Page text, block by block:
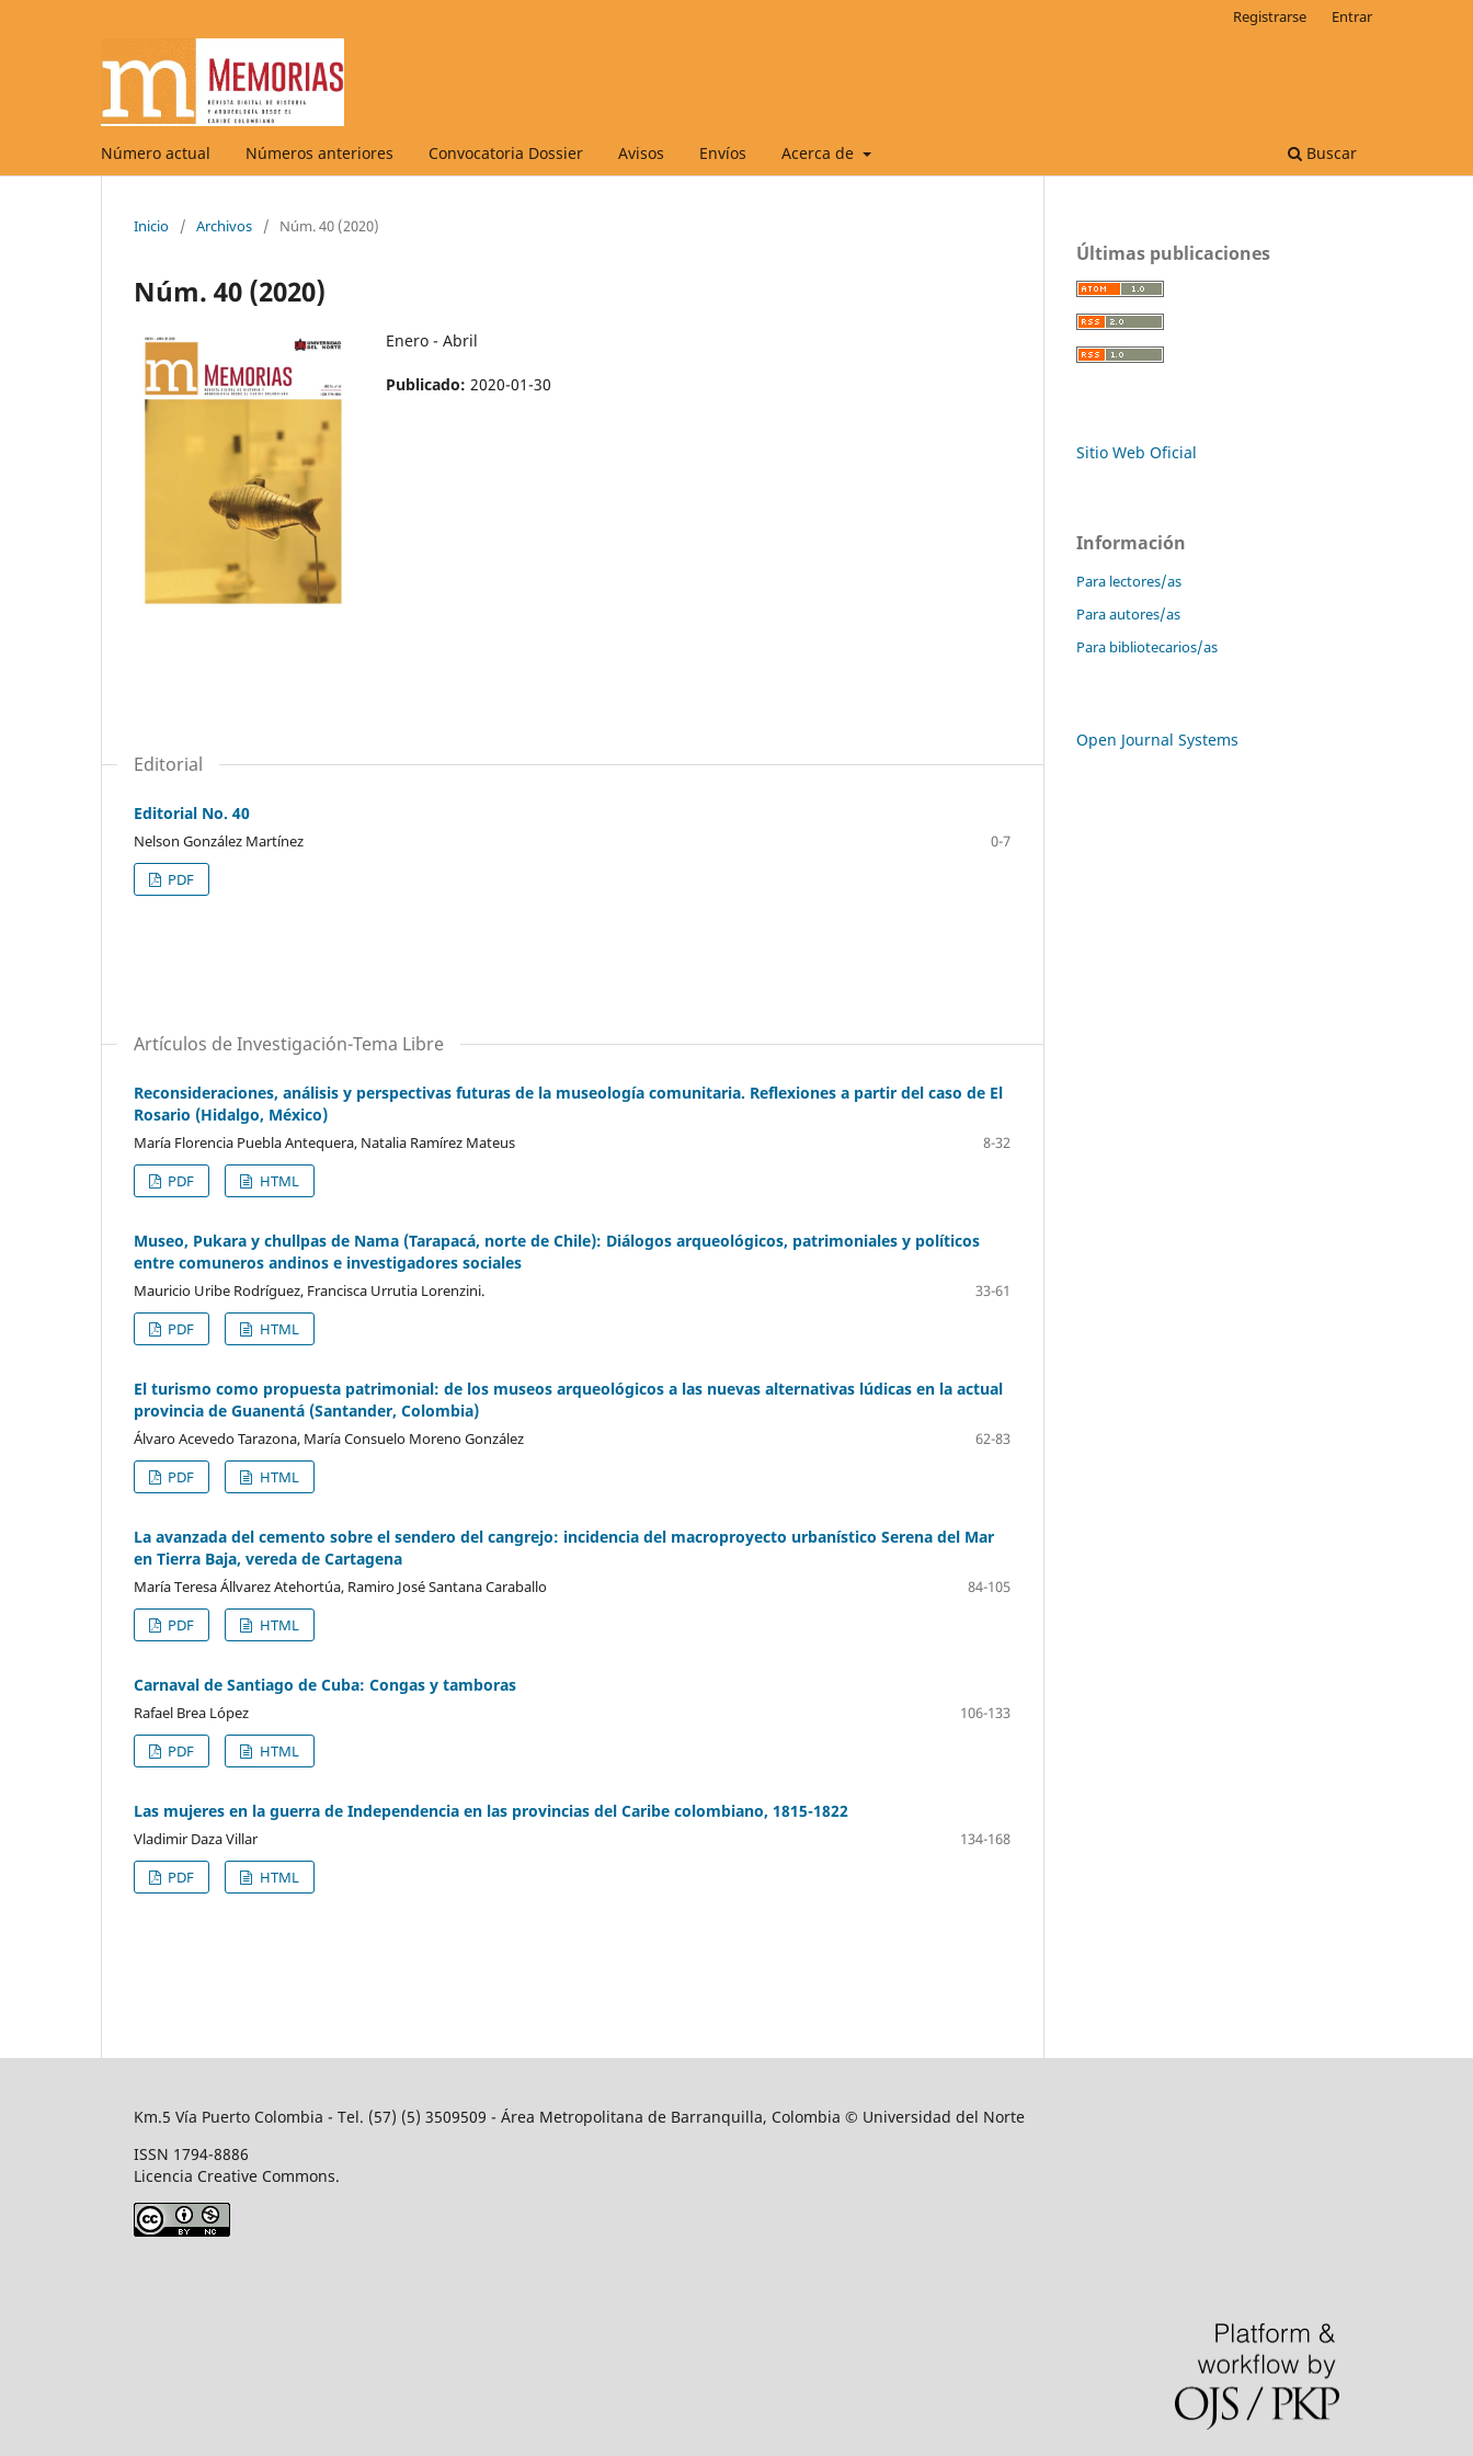
Número actual Números anteriores Convocatoria Dossier Avisos Envíos Acerca de Buscar
Registrarse Entrar
Inicio / Archivos / Núm. 40 (2020)
Núm. 40 (2020)
Enero - Abril
Publicado: 2020-01-30
Editorial
Editorial No. 40
Nelson González Martínez
0-7
PDF
Artículos de Investigación-Tema Libre
Reconsideraciones, análisis y perspectivas futuras de la museología comunitaria. Reflexiones a partir del caso de El
Rosario (Hidalgo, México)
María Florencia Puebla Antequera, Natalia Ramírez Mateus
8-32
PDF
HTML
Museo, Pukara y chullpas de Nama (Tarapacá, norte de Chile): Diálogos arqueológicos, patrimoniales y políticos
entre comuneros andinos e investigadores sociales
Mauricio Uribe Rodríguez, Francisca Urrutia Lorenzini.
33-61
PDF
HTML
El turismo como propuesta patrimonial: de los museos arqueológicos a las nuevas alternativas lúdicas en la actual
provincia de Guanentá (Santander, Colombia)
Álvaro Acevedo Tarazona, María Consuelo Moreno González
62-83
PDF
HTML
La avanzada del cemento sobre el sendero del cangrejo: incidencia del macroproyecto urbanístico Serena del Mar
en Tierra Baja, vereda de Cartagena
María Teresa Állvarez Atehortúa, Ramiro José Santana Caraballo
84-105
PDF
HTML
Carnaval de Santiago de Cuba: Congas y tamboras
Rafael Brea López
106-133
PDF
HTML
Las mujeres en la guerra de Independencia en las provincias del Caribe colombiano, 1815-1822
Vladimir Daza Villar
134-168
PDF
HTML
Últimas publicaciones
Sitio Web Oficial
Información
Para lectores/as
Para autores/as
Para bibliotecarios/as
Open Journal Systems
Km.5 Vía Puerto Colombia - Tel. (57) (5) 3509509 - Área Metropolitana de Barranquilla, Colombia © Universidad del Norte
ISSN 1794-8886
Licencia Creative Commons.